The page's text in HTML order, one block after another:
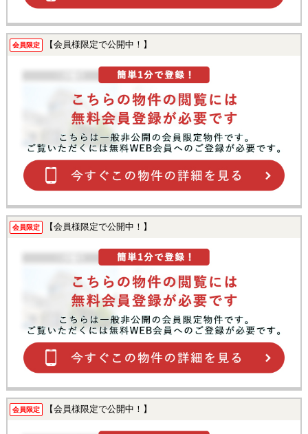
会員限定 【会員様限定で公開中！】
会員限定 【会員様限定で公開中！】
会員限定 【会員様限定で公開中！】